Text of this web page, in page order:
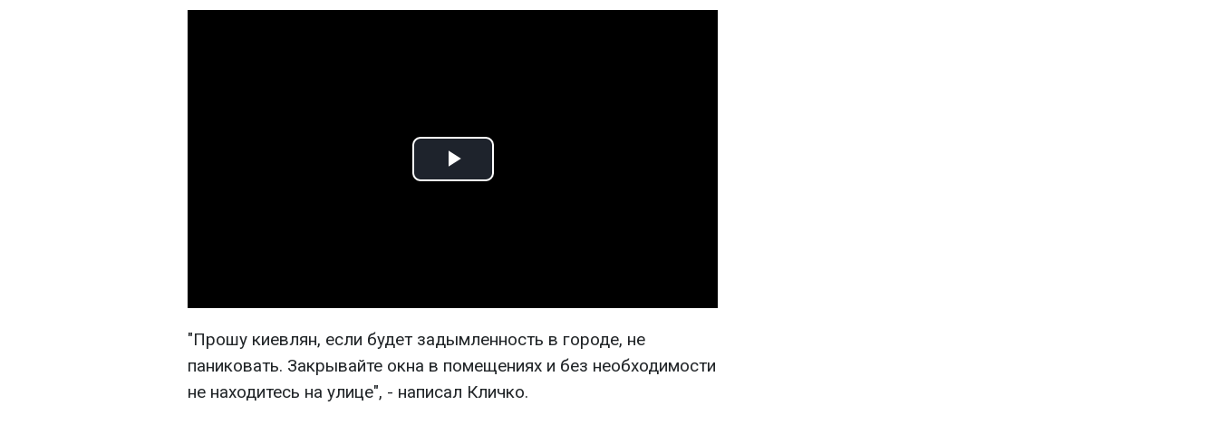
Play
"Прошу киевлян, если будет задымленность в городе, не
паниковать. Закрывайте окна в помещениях и без необходимости
не находитесь на улице", - написал Кличко.